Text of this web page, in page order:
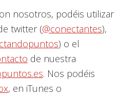
nosotros, podéis utilizar
twitter (@conectantes),
) o el
de nuestra
. Nos podéis
, en iTunes o